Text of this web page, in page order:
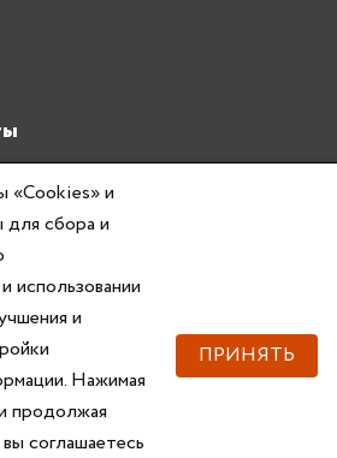
Все права защищены
«Cookies» и
для сбора и
использовании
и
Нажимая
продолжая
соглашаетесь
ПРИНЯТЬ